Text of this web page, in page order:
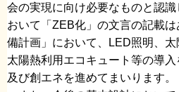
会の実現に向け必要なものと認
おいて「ZEB化」の文言の記載
備計画」において、LED照明、太
太陽熱利用エコキュート等の導
及び創エネを進めてまいります。